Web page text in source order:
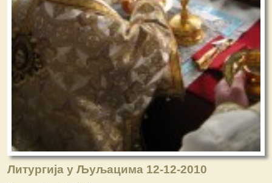
Литургија у Љуљацима 12-12-2010